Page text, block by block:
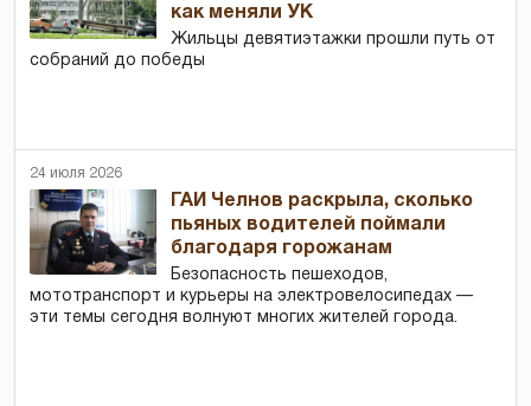
как меняли УК
Жильцы девятиэтажки прошли путь от
собраний до победы
24 июля 2026
ГАИ Челнов раскрыла, сколько
пьяных водителей поймали
благодаря горожанам
Безопасность пешеходов,
мототранспорт и курьеры на электровелосипедах —
эти темы сегодня волнуют многих жителей города.